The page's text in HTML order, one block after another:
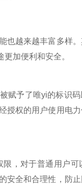
越来越丰富多样
加便利和安全。
予了唯yi的标识码
授权的用户使用电
，对于普通用户可
安全和合理性，防